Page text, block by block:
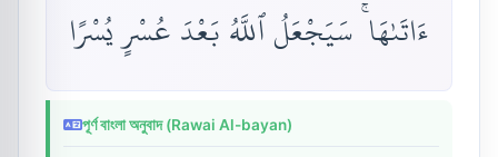
ءَاتَىٰهَا ۚ سَيَجْعَلُ ٱللَّهُ بَعْدَ عُسْرٍ يُسْرًا
পূর্ণ বাংলা অনুবাদ (Rawai Al-bayan)